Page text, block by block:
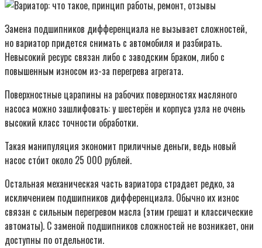
Замена подшипников дифференциала не вызывает сложностей,
но вариатор придется снимать с автомобиля и разбирать.
Невысокий ресурс связан либо с заводским браком, либо с
повышенным износом из-за перегрева агрегата.
Поверхностные царапины на рабочих поверхностях масляного
насоса можно зашлифовать: у шестерён и корпуса узла не очень
высокий класс точности обработки.
Такая манипуляция экономит приличные деньги, ведь новый
насос стóит около 25 000 рублей.
Остальная механическая часть вариатора страдает редко, за
исключением подшипников дифференциала. Обычно их износ
связан с сильным перегревом масла (этим грешат и классические
автоматы). С заменой подшипников сложностей не возникает, они
доступны по отдельности.